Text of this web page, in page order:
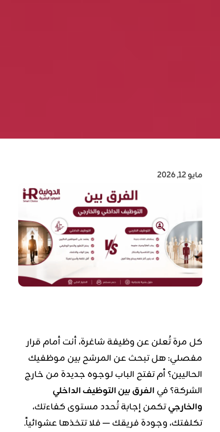
مايو 12, 2026
كل مرة تُعلن عن وظيفة شاغرة، أنت أمام قرار
مفصلي: هل تبحث عن المرشح بين موظفيك
الحاليين؟ أم تفتح الباب لوجوه جديدة من خارج
الشركة؟ فيالفرق بين التوظيف الداخلي
والخارجيتكمن إجابة تُحدد مستوى كفاءتك،
تكلفتك، وجودة فريقك — فلا تتخذها عشوائياً.